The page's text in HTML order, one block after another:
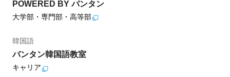
POWERED BY バンタン
大学部・専門部・高等部
韓国語
バンタン韓国語教室
キャリア